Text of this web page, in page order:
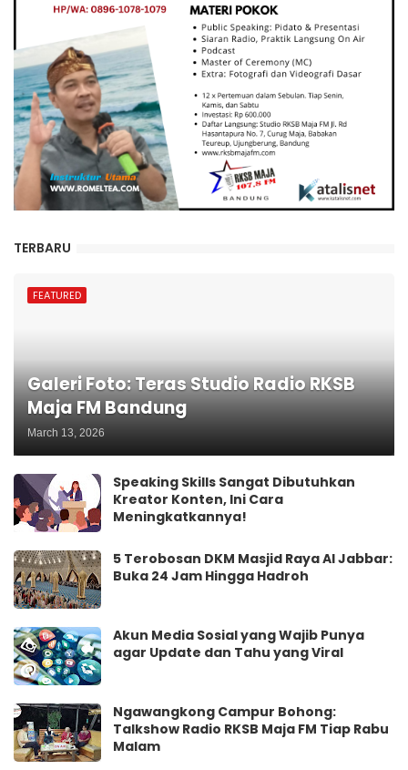
TERBARU
FEATURED
Galeri Foto: Teras Studio Radio RKSB
Maja FM Bandung
March 13, 2026
Speaking Skills Sangat Dibutuhkan
Kreator Konten, Ini Cara
Meningkatkannya!
5 Terobosan DKM Masjid Raya Al Jabbar:
Buka 24 Jam Hingga Hadroh
Akun Media Sosial yang Wajib Punya
agar Update dan Tahu yang Viral
Ngawangkong Campur Bohong:
Talkshow Radio RKSB Maja FM Tiap Rabu
Malam